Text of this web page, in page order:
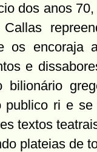
dos anos
os encoraja
e
bilionário
publico ri e
textos
plateias de